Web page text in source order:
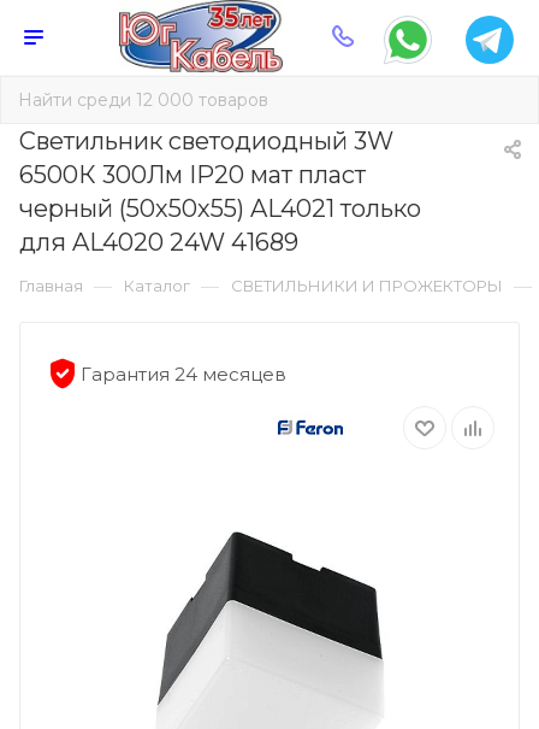
Светильник светодиодный 3W
6500К 300Лм IP20 мат пласт
черный (50х50х55) AL4021 только
для AL4020 24W 41689
Главная — Каталог — СВЕТИЛЬНИКИ И ПРОЖЕКТОРЫ —
Гарантия 24 месяцев